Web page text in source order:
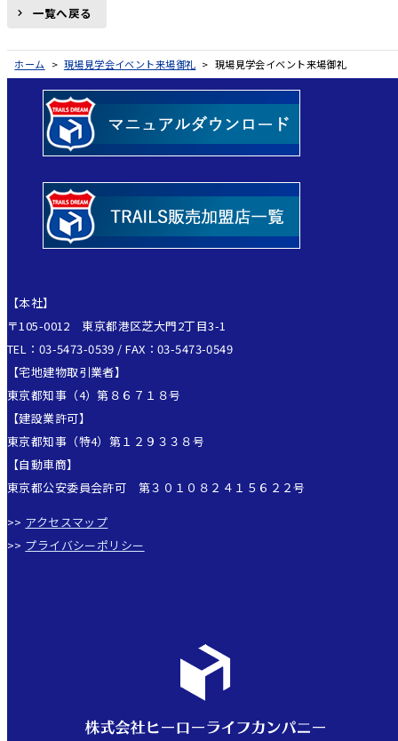
一覧へ戻る
ホーム > 現場見学会イベント来場御礼 > 現場見学会イベント来場御礼
【本社】
〒105-0012 東京都港区芝大門2丁目3-1
TEL：03-5473-0539 / FAX：03-5473-0549
【宅地建物取引業者】
東京都知事（4）第８６７１８号
【建設業許可】
東京都知事（特4）第１２９３３８号
【自動車商】
東京都公安委員会許可 第３０１０８２４１５６２２号
>> アクセスマップ
>> プライバシーポリシー